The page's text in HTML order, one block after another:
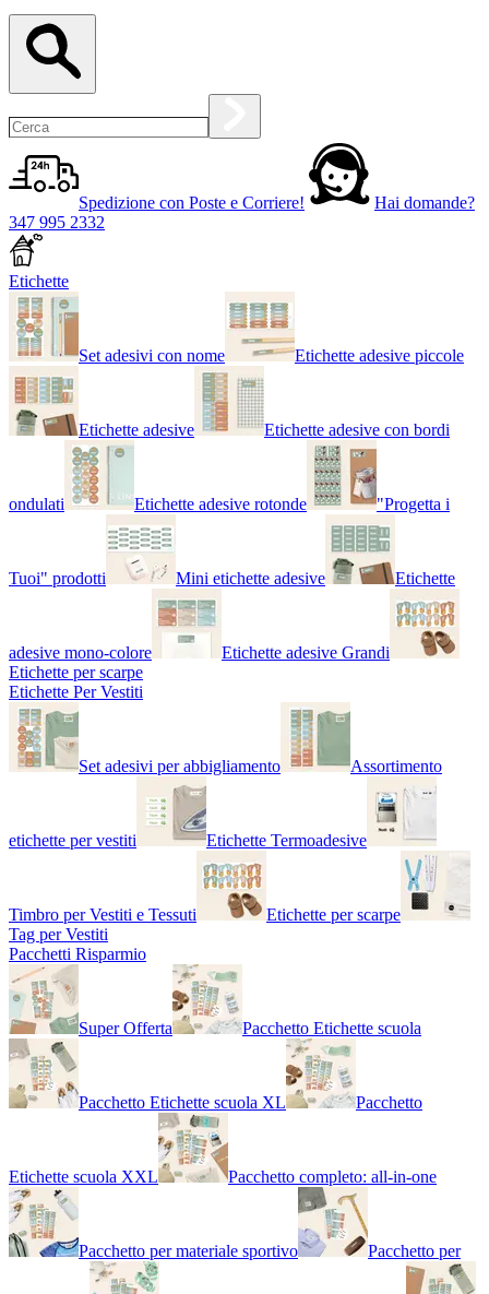
Spedizione con Poste e Corriere!
Hai domande?
347 995 2332
Etichette
Set adesivi con nome Etichette adesive piccole
Etichette adesive Etichette adesive con bordi
ondulati Etichette adesive rotonde "Progetta i
Tuoi" prodotti Mini etichette adesive Etichette
adesive mono-colore
Etichette adesive Grandi
Etichette per scarpe
Etichette Per Vestiti
Set adesivi per abbigliamento Assortimento
etichette per vestiti Etichette Termoadesive
Timbro per Vestiti e Tessuti
Etichette per scarpe
Tag per Vestiti
Pacchetti Risparmio
Super Offerta Pacchetto Etichette scuola
Pacchetto Etichette scuola XL Pacchetto
Etichette scuola XXL Pacchetto completo: all-in-one
Pacchetto per materiale sportivo Pacchetto per